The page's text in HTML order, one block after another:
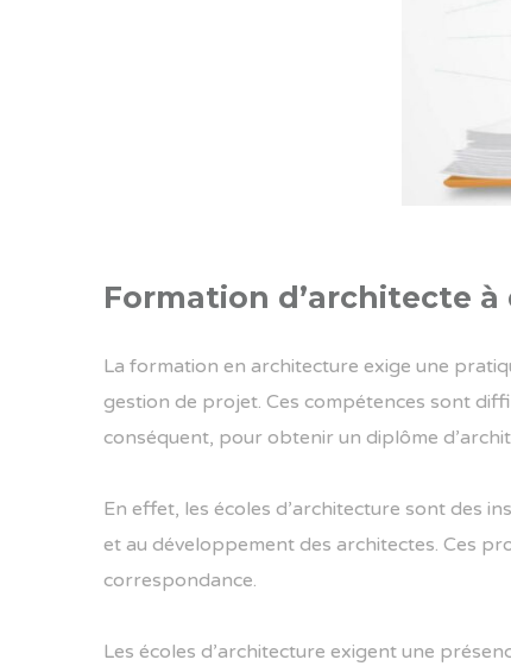
Formation d’architecte
La formation en architecture exige une
gestion de projet. Ces compétences sont
conséquent, pour obtenir un diplôme
En effet, les écoles d’architecture sont des
et au développement des architectes. Ces
correspondance.
Les écoles d’architecture exigent une